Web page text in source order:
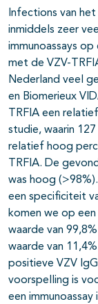
Infections van
inmiddels zeer
immunoassays
met de VZV-
Nederland veel
en Biomerieux
TRFIA een
studie, waarin
relatief hoog
TRFIA. De
was hoog
een specificiteit
komen we op
waarde van
waarde van
positieve VZV
voorspelling is
een